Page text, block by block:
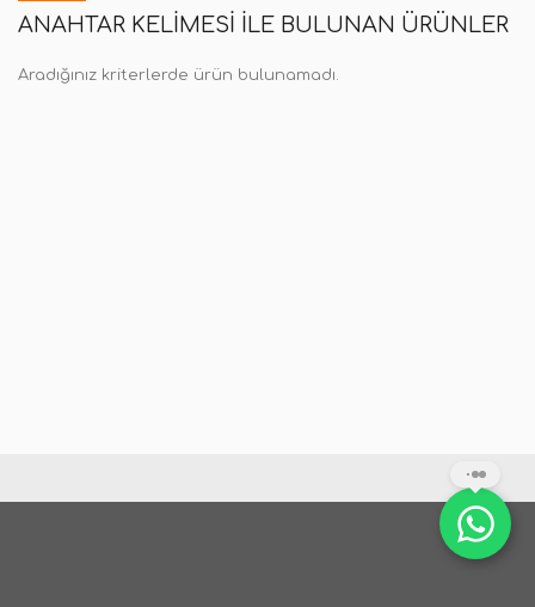
ANAHTAR KELIMESI ILE BULUNAN ÜRÜNLER
Aradığınız kriterlerde ürün bulunamadı.